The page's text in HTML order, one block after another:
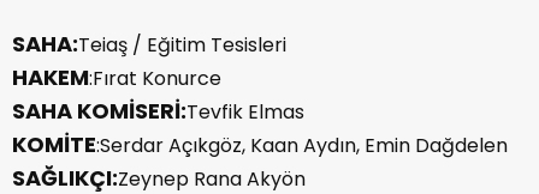
SAHA:Teiaş / Eğitim Tesisleri
HAKEM:Fırat Konurce
SAHA KOMİSERİ:Tevfik Elmas
KOMİTE:Serdar Açıkgöz, Kaan Aydın, Emin Dağdelen
SAĞLIKÇI:Zeynep Rana Akyön